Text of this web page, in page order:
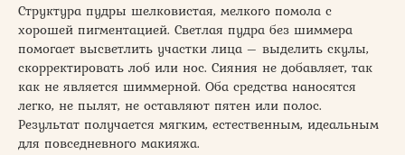
Структура пудры шелковистая, мелкого помола с
хорошей пигментацией. Светлая пудра без шиммера
помогает высветлить участки лица – выделить скулы,
скорректировать лоб или нос. Сияния не добавляет, так
как не является шиммерной. Оба средства наносятся
легко, не пылят, не оставляют пятен или полос.
Результат получается мягким, естественным, идеальным
для повседневного макияжа.